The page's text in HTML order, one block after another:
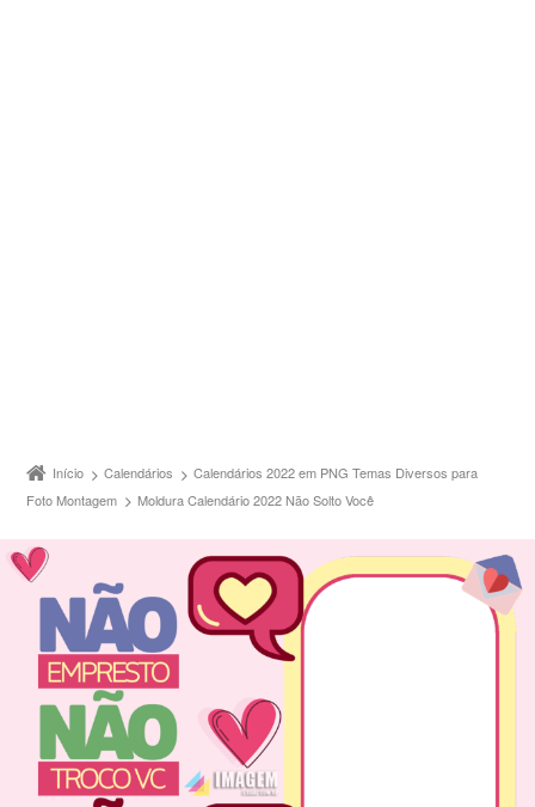
Início Calendários
Calendários 2022 em PNG Temas Diversos para
Foto Montagem
Moldura Calendário 2022 Não Solto Você